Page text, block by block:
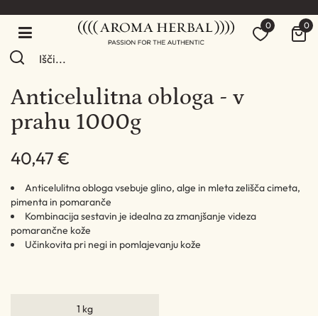
0 0
Anticelulitna obloga - v
prahu 1000g
40,47 €
Anticelulitna obloga vsebuje glino, alge in mleta zelišča cimeta,
pimenta in pomaranče
Kombinacija sestavin je idealna za zmanjšanje videza
pomarančne kože
Učinkovita pri negi in pomlajevanju kože
1 kg